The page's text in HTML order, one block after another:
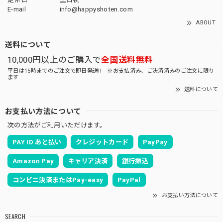
E-mail
info@happyshoten.com
ABOUT
送料について
10,000円以上のご購入で全国送料無料
平日は15時までのご注文で即日発送!! ※お支払済み、ご決済済みのご注文に限り
ます
送料について
お支払い方法について
次の方法がご利用いただけます。
PAY ID あと払い クレジットカード PayPay
Amazon Pay キャリア決済 銀行振込
コンビニ決済またはPay-easy PayPal
お支払い方法について
SEARCH